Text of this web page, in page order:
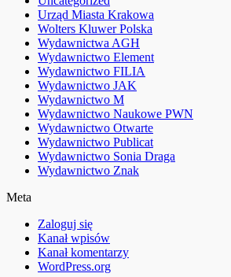
Urząd Miasta Krakowa
Wolters Kluwer Polska
Wydawnictwa AGH
Wydawnictwo Element
Wydawnictwo FILIA
Wydawnictwo JAK
Wydawnictwo M
Wydawnictwo Naukowe PWN
Wydawnictwo Otwarte
Wydawnictwo Publicat
Wydawnictwo Sonia Draga
Wydawnictwo Znak
Meta
Zaloguj się
Kanał wpisów
Kanał komentarzy
WordPress.org